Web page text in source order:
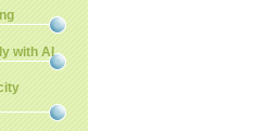
with AI